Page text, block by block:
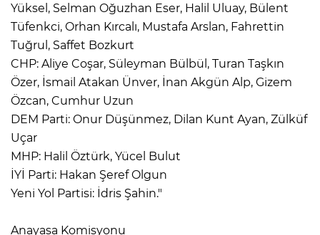
Yüksel, Selman Oğuzhan Eser, Halil Uluay, Bülent
Tüfenkci, Orhan Kırcalı, Mustafa Arslan, Fahrettin
Tuğrul, Saffet Bozkurt
CHP: Aliye Coşar, Süleyman Bülbül, Turan Taşkın
Özer, İsmail Atakan Ünver, İnan Akgün Alp, Gizem
Özcan, Cumhur Uzun
DEM Parti: Onur Düşünmez, Dilan Kunt Ayan, Zülküf
Uçar
MHP: Halil Öztürk, Yücel Bulut
İYİ Parti: Hakan Şeref Olgun
Yeni Yol Partisi: İdris Şahin."
Anayasa Komisyonu